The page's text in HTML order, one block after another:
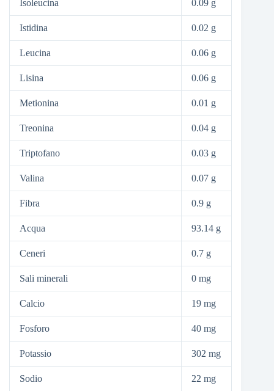
Isoleucina 0.09 g
Istidina 0.02 g
Leucina 0.06 g
Lisina 0.06 g
Metionina 0.01 g
Treonina 0.04 g
Triptofano 0.03 g
Valina 0.07 g
Fibra 0.9 g
Acqua 93.14 g
Ceneri 0.7 g
Sali minerali 0 mg
Calcio 19 mg
Fosforo 40 mg
Potassio 302 mg
Sodio 22 mg